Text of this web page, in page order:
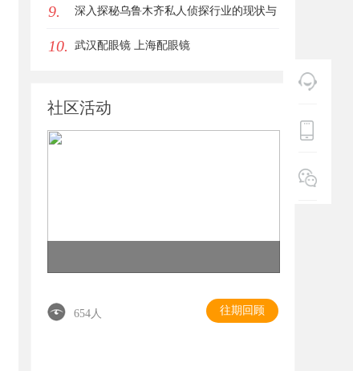
9. 深入探秘乌鲁木齐私人侦探行业的现状与
未来发展趋势
10. 武汉配眼镜 上海配眼镜
社区活动
654人 往期回顾